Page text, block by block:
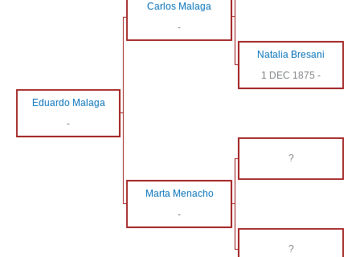
Carlos Malaga
-
Natalia Bresani
1 DEC 1875 -
Eduardo Malaga
-
?
Marta Menacho
-
?